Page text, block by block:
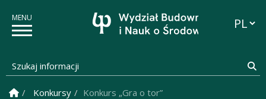
Szukaj informacji
Strona Główna
Konkursy Konkurs „Gra o tor”